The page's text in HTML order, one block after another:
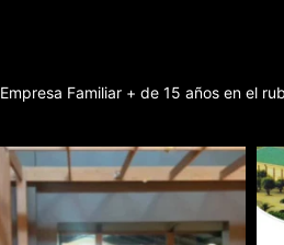
Empresa Familiar + de 15 años en el